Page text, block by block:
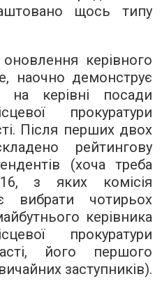
щось типу
керівного
наочно демонструє
на керівні посади
прокуратури
Після перших двох
рейтингову
(хоча треба
з яких комісія
вибрати чотирьох
керівника
прокуратури
його першого
заступників).